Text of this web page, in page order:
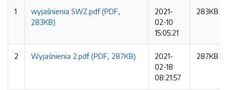
1
wyjaśnienia SWZ.pdf (PDF,
283KB)
2021-
02-10
15:05:21
283KB
2 Wyjaśnienia 2.pdf (PDF, 287KB)
2021-
02-18
08:21:57
287KB